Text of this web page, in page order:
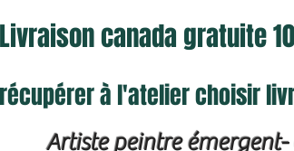
canada gratuite
à l'atelier choisir
Artiste peintre